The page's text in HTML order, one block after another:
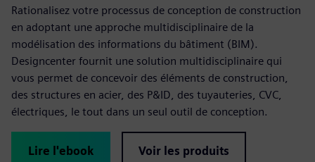
Rationalisez votre processus de conception de construction
en adoptant une approche multidisciplinaire de la
modélisation des informations du bâtiment (BIM).
Designcenter fournit une solution multidisciplinaire qui
vous permet de concevoir des éléments de construction,
des structures en acier, des P&ID, des tuyauteries, CVC,
électriques, le tout dans un seul outil de conception.
Lire l'ebook Voir les produits